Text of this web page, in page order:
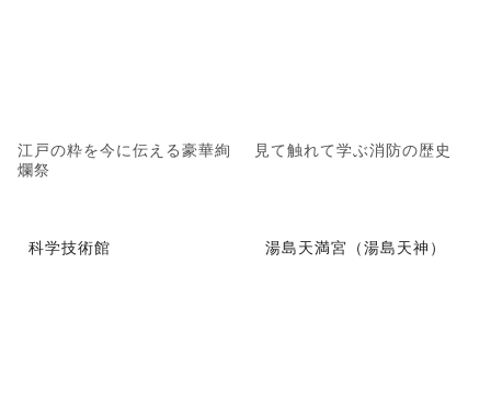
江戸の粋を今に伝える豪華絢
爛祭
見て触れて学ぶ消防の歴史
科学技術館 湯島天満宮（湯島天神）